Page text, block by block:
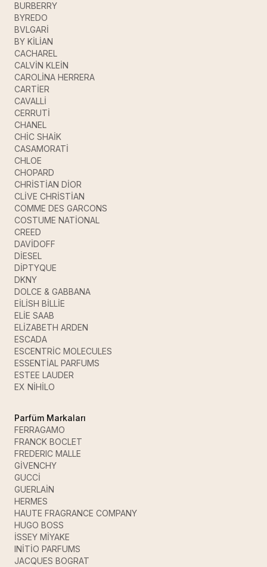
BURBERRY
BYREDO
BVLGARİ
BY KİLİAN
CACHAREL
CALVİN KLEİN
CAROLİNA HERRERA
CARTİER
CAVALLİ
CERRUTİ
CHANEL
CHİC SHAİK
CASAMORATİ
CHLOE
CHOPARD
CHRİSTİAN DİOR
CLİVE CHRİSTİAN
COMME DES GARCONS
COSTUME NATİONAL
CREED
DAVİDOFF
DİESEL
DİPTYQUE
DKNY
DOLCE & GABBANA
EİLİSH BİLLİE
ELİE SAAB
ELİZABETH ARDEN
ESCADA
ESCENTRİC MOLECULES
ESSENTİAL PARFUMS
ESTEE LAUDER
EX NİHİLO
Parfüm Markaları
FERRAGAMO
FRANCK BOCLET
FREDERIC MALLE
GİVENCHY
GUCCİ
GUERLAİN
HERMES
HAUTE FRAGRANCE COMPANY
HUGO BOSS
İSSEY MİYAKE
INİTİO PARFUMS
JACQUES BOGRAT